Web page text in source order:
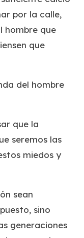
por la calle,
hombre que
que
del hombre
que la
seremos las
miedos y
sean
sino
generaciones